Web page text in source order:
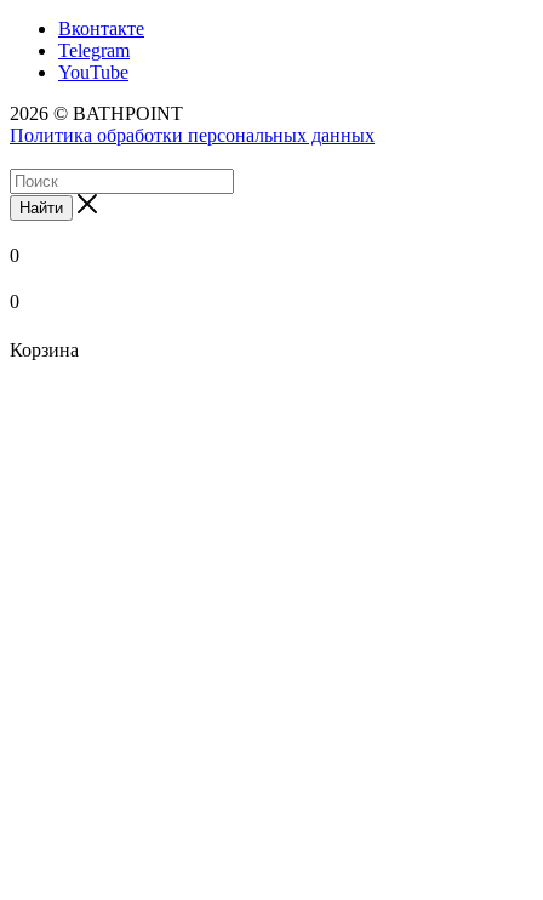
Вконтакте
Telegram
YouTube
2026 © BATHPOINT
Политика обработки персональных данных
Найти
0
0
Корзина